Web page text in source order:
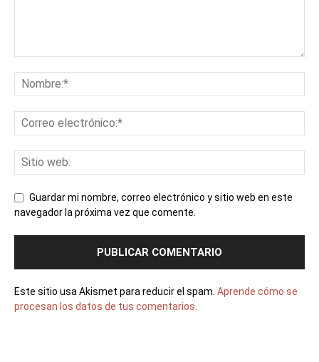
Guardar mi nombre, correo electrónico y sitio web en este
navegador la próxima vez que comente.
Este sitio usa Akismet para reducir el spam. Aprende cómo se
procesan los datos de tus comentarios.